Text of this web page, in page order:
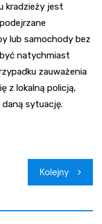
kradzieży jest
lub samochody bez
natychmiast
zauważenia
z lokalną policją,
sytuację.
Kolejny